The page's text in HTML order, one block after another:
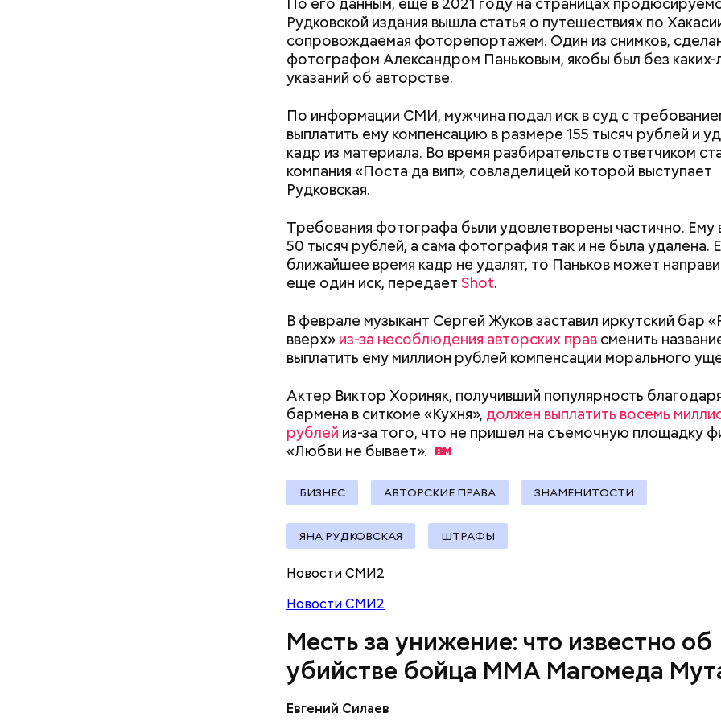
Рудковской издания вышла статья о путешествиях по
сопровождаемая фоторепортажем. Один из снимков,
фотографом Александром Паньковым, якобы был без каких-
указаний об авторстве.
По информации СМИ, мужчина подал иск в суд с
выплатить ему компенсацию в размере 155 тысяч рублей и
кадр из материала. Во время разбирательств ответчиком
компания «Поста да вип», совладелицей которой выступает
Рудковская.
Требования фотографа были удовлетворены частично. Ему
50 тысяч рублей, а сама фотография так и не была удалена.
ближайшее время кадр не удалят, то Паньков может
еще один иск, передает Shot.
В феврале музыкант Сергей Жуков заставил иркутский бар
вверх» из-за несоблюдения авторских прав сменить
выплатить ему миллион рублей компенсации морального
Актер Виктор Хориняк, получивший популярность
бармена в ситкоме «Кухня», должен выплатить восемь
рублей из-за того, что не пришел на съемочную площадку
«Любви не бывает».
БИЗНЕС АВТОРСКИЕ ПРАВА ЗНАМЕНИТОСТИ
ЯНА РУДКОВСКАЯ ШТРАФЫ
Новости СМИ2
Новости СМИ2
Месть за унижение: что известно об
убийстве бойца ММА Магомеда
Евгений Силаев
По данному факту СК возбудил
уголовного делавзял на контроль
председатель
комитета России Александр Бастрыкин.
— Личность подозреваемого установлена, полицией
меры к задержанию, — сообщили в пресс-службеГУ МВД
Республике Дагестан.
— Мое глубокое убеждение — нельзя быть одновременно
специалистом и хорошей мамой. Я выбрала второе, ну а
родители, воспитавшие шестерых детей в любви и
рассказывала
К 2023 году число несовершеннолетних детей,
подозреваемой, достигло 15, самый младший из которых
свет в 2019 году. В частности, трое малышей родились в
Кроме того, двумя годами позже женщина рассказала в
сетях про ребенка, которого она забрала из подмосковного
дома.
рабство в Бахрейн
рублей от государства при
трудной ситуации: кто может
претендовать и какие нужны
реновации в Москве: где
искать информацию и сроки
диабета